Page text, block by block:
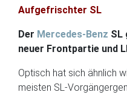
Aufgefrischter SL
Der Mercedes-Benz SL
neuer Frontpartie und
Optisch hat sich ähnlich
meisten SL-